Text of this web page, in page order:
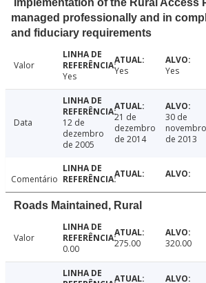
Implementation of the Rural Access
managed professionally and in
and fiduciary requirements
Valor
Yes
Yes Yes
Data
12 de
dezembro
de 2005
21 de
dezembro
de 2014
30 de
novembro
de 2013
Comentário
Roads Maintained, Rural
Valor
0.00
275.00 320.00